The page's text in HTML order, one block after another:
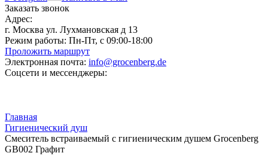
Заказать звонок
Адрес:
г. Москва ул. Лухмановская д 13
Режим работы: Пн-Пт, с 09:00-18:00
Проложить маршрут
Электронная почта: info@grocenberg.de
Соцсети и мессенджеры:
Главная
Гигиенический душ
Смеситель встраиваемый с гигиеническим душем Grocenberg
GB002 Графит